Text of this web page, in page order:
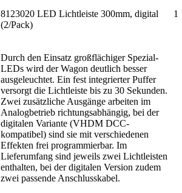
8123020 LED Lichtleiste 300mm, digital
(2/Pack)
Durch den Einsatz großflächiger Spezial-
LEDs wird der Wagon deutlich besser
ausgeleuchtet. Ein fest integrierter Puffer
versorgt die Lichtleiste bis zu 30 Sekunden.
Zwei zusätzliche Ausgänge arbeiten im
Analogbetrieb richtungsabhängig, bei der
digitalen Variante (VHDM DCC-
kompatibel) sind sie mit verschiedenen
Effekten frei programmierbar. Im
Lieferumfang sind jeweils zwei Lichtleisten
enthalten, bei der digitalen Version zudem
zwei passende Anschlusskabel.
1